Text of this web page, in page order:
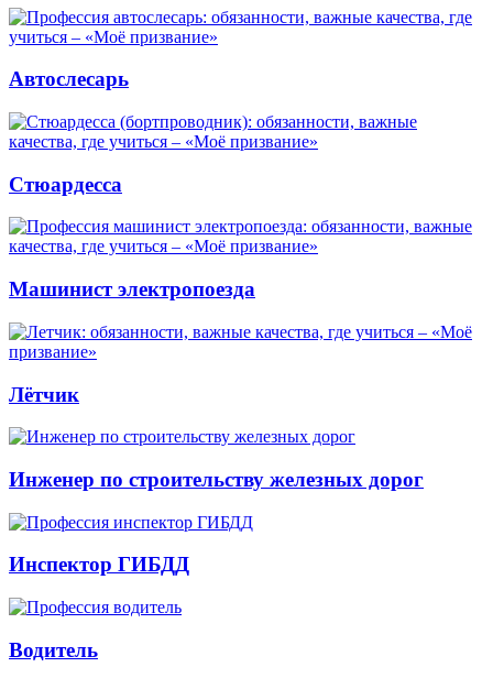
Автослесарь
Стюардесса
Машинист электропоезда
Лётчик
Инженер по строительству железных дорог
Инспектор ГИБДД
Водитель